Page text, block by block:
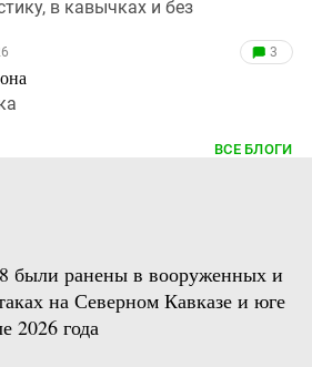
в кавычках и без
3
ВСЕ БЛОГИ
были ранены в вооруженных и
на Северном Кавказе и юге
2026 года